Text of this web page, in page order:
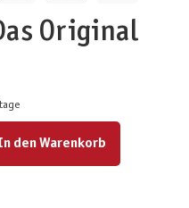
Original
die Schaltflächen um die Anzahl zu
den Warenkorb